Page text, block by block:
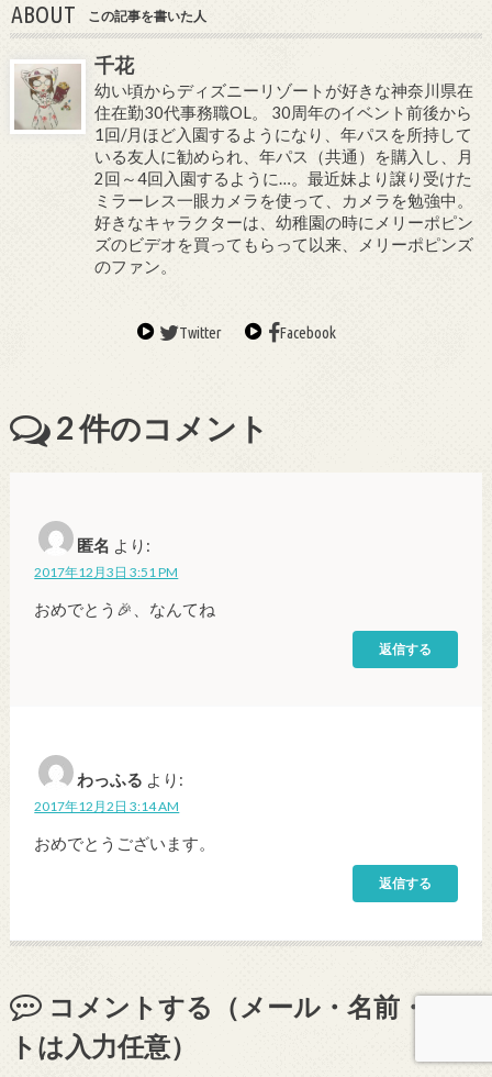
ABOUT この記事を書いた人
千花
幼い頃からディズニーリゾートが好きな神奈川県在
住在勤30代事務職OL。 30周年のイベント前後から
1回/月ほど入園するようになり、年パスを所持して
いる友人に勧められ、年パス（共通）を購入し、月
2回～4回入園するように…。最近妹より譲り受けた
ミラーレス一眼カメラを使って、カメラを勉強中。
好きなキャラクターは、幼稚園の時にメリーポピン
ズのビデオを買ってもらって以来、メリーポピンズ
のファン。
Twitter Facebook
2件のコメント
匿名 より:
2017年12月3日 3:51 PM
おめでとう🎉、なんてね
返信する
わっふる より:
2017年12月2日 3:14 AM
おめでとうございます。
返信する
コメントする（メール・名前・サイ
トは入力任意）